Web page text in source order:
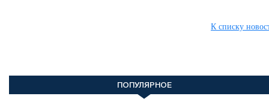
ПОПУЛЯРНОЕ
К списку